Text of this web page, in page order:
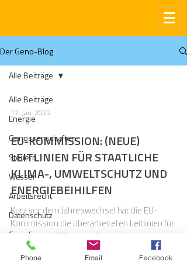
Der Geno-Blog
Alle Beiträge
Energie
Genossenschaften
Steuern
Wasser
Arbeitsrecht
Datenschutz
Compliance
Gas
Alle Beiträge
17. Jan. 2022
EU-KOMMISSION: (NEUE)
LEITLINIEN FÜR STAATLICHE
KLIMA-, UMWELTSCHUTZ UND
ENERGIEBEIHILFEN
Kurz vor dem Jahreswechsel hat die EU-
Kommission die überarbeiteten Leitlinien für
staatliche KUEBLL veröffentlicht.
Phone Email Facebook